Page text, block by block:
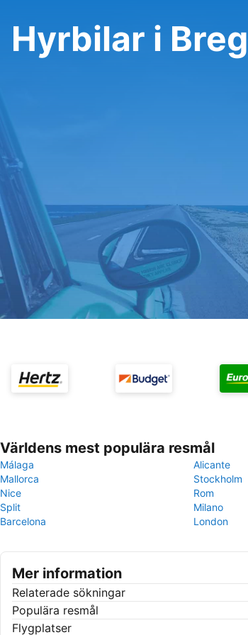
Hyrbilar i
Världens mest populära resmål
Málaga
Alicante
Mallorca
Stockholm
Nice
Rom
Split
Milano
Barcelona
London
Mer information
Relaterade sökningar
Populära resmål
Flygplatser